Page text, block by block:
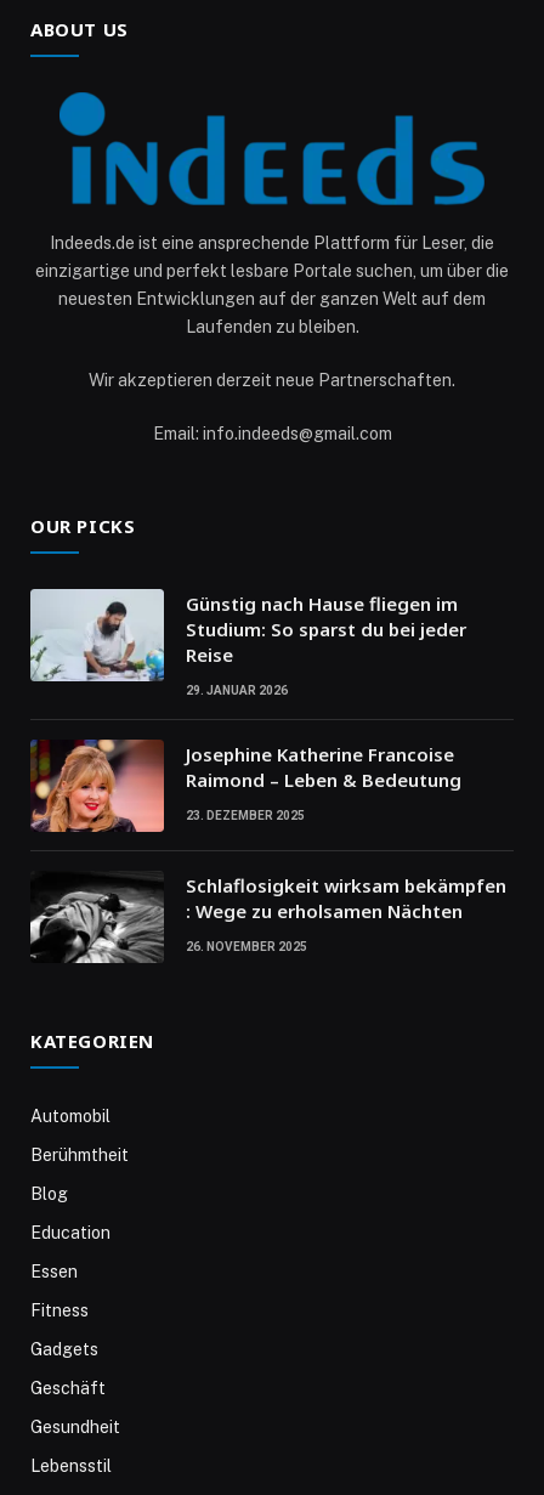
ABOUT US
Indeeds.de ist eine ansprechende Plattform für Leser, die
einzigartige und perfekt lesbare Portale suchen, um über die
neuesten Entwicklungen auf der ganzen Welt auf dem
Laufenden zu bleiben.
Wir akzeptieren derzeit neue Partnerschaften.
Email: info.indeeds@gmail.com
OUR PICKS
Günstig nach Hause fliegen im
Studium: So sparst du bei jeder
Reise
29. JANUAR 2026
Josephine Katherine Francoise
Raimond – Leben & Bedeutung
23. DEZEMBER 2025
Schlaflosigkeit wirksam bekämpfen
: Wege zu erholsamen Nächten
26. NOVEMBER 2025
KATEGORIEN
Automobil
Berühmtheit
Blog
Education
Essen
Fitness
Gadgets
Geschäft
Gesundheit
Lebensstil